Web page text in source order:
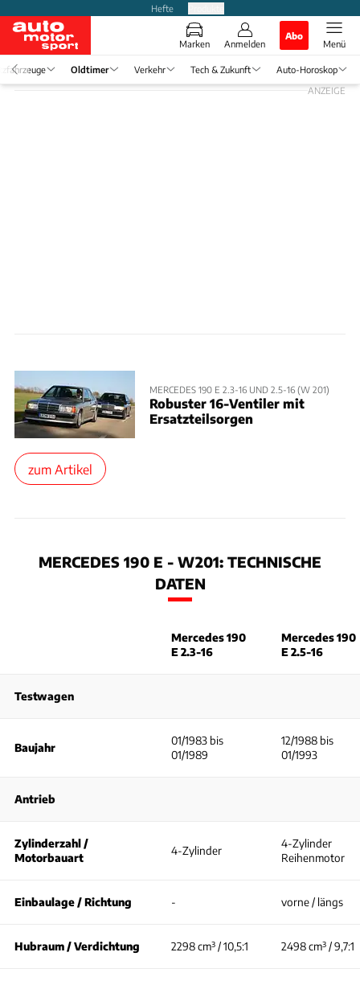
Hefte
Marken Anmelden
Abo
Menü
Oldtimer Verkehr Tech & Zukunft
Auto-Horoskop
ANZEIGE
MERCEDES 190 E 2.3-16 UND 2.5-16 (W 201)
Robuster 16-Ventiler mit
Ersatzteilsorgen
zum Artikel
MERCEDES 190 E - W201: TECHNISCHE
DATEN
Mercedes 190
E 2.3-16
Mercedes 190
E 2.5-16
Testwagen
Baujahr
01/1983 bis
01/1989
12/1988 bis
01/1993
Antrieb
Zylinderzahl /
Motorbauart
4-Zylinder
4-Zylinder
Reihenmotor
Einbaulage / Richtung - vorne / längs
Hubraum / Verdichtung 2298 cm³ / 10,5:1 2498 cm³ / 9,7:1